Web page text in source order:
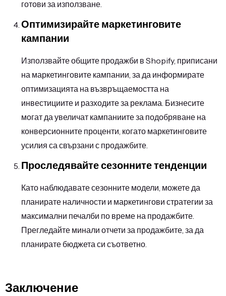
готови за използване.
Оптимизирайте маркетинговите
кампании
Използвайте общите продажби в Shopify, приписани
на маркетинговите кампании, за да информирате
оптимизацията на възвръщаемостта на
инвестициите и разходите за реклама. Бизнесите
могат да увеличат кампаниите за подобряване на
конверсионните проценти, когато маркетинговите
усилия са свързани с продажбите.
Проследявайте сезонните тенденции
Като наблюдавате сезонните модели, можете да
планирате наличности и маркетингови стратегии за
максимални печалби по време на продажбите.
Прегледайте минали отчети за продажбите, за да
планирате бюджета си съответно.
Заключение